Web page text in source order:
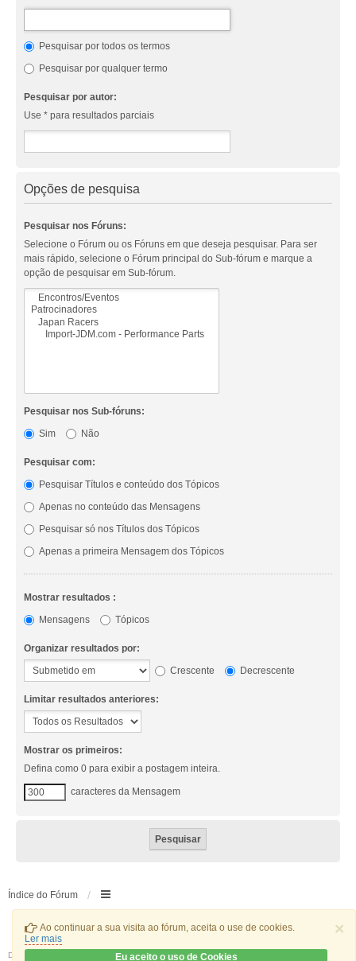
×
Ao continuar a sua visita ao fórum, aceita o use de cookies.
Ler mais
Eu aceito o uso de Cookies
Pesquisar por todos os termos
Pesquisar por qualquer termo
Pesquisar por autor:
Use * para resultados parciais
Opções de pesquisa
Pesquisar nos Fóruns:
Selecione o Fórum ou os Fóruns em que deseja pesquisar. Para ser
mais rápido, selecione o Fórum principal do Sub-fórum e marque a
opção de pesquisar em Sub-fórum.
Pesquisar nos Sub-fóruns:
Sim
Não
Pesquisar com:
Pesquisar Títulos e conteúdo dos Tópicos
Apenas no conteúdo das Mensagens
Pesquisar só nos Títulos dos Tópicos
Apenas a primeira Mensagem dos Tópicos
Mostrar resultados :
Mensagens
Tópicos
Organizar resultados por:
Crescente
Decrescente
Limitar resultados anteriores:
Mostrar os primeiros:
Defina como 0 para exibir a postagem inteira.
caracteres da Mensagem
Índice do Fórum
Desenvolvido por ® Forum Software © phpBB Limited